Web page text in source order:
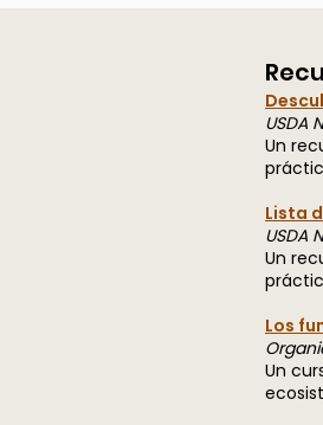
USDA
Un
Lista
USDA
Un
Los
Un